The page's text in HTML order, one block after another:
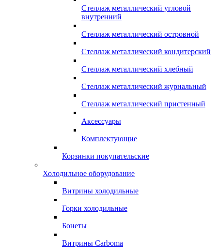
Стеллаж металлический угловой
внутренний
Стеллаж металлический островной
Стеллаж металлический кондитерский
Стеллаж металлический хлебный
Стеллаж металлический журнальный
Стеллаж металлический пристенный
Аксессуары
Комплектующие
Корзинки покупательские
Холодильное оборудование
Витрины холодильные
Горки холодильные
Бонеты
Витрины Carboma